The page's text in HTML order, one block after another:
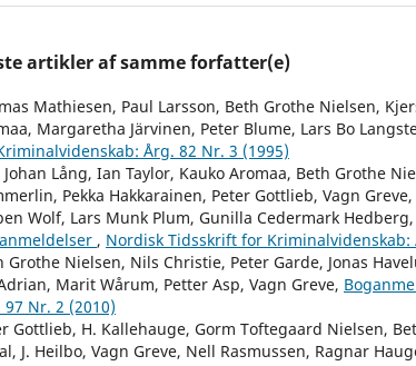
artikler af samme forfatter(e)
Mathiesen, Paul Larsson, Beth Grothe Nielsen,
Margaretha Järvinen, Peter Blume, Lars Bo
Årg. 82 Nr. 3 (1995)
Johan Lång, Ian Taylor, Kauko Aromaa, Beth Grothe
Pekka Hakkarainen, Peter Gottlieb, Vagn
Wolf, Lars Munk Plum, Gunilla Cedermark
, Nordisk Tidsskrift for Kriminalvidenskab:
Grothe Nielsen, Nils Christie, Peter Garde, Jonas
Marit Wårum, Petter Asp, Vagn Greve,
97 Nr. 2 (2010)
Gottlieb, H. Kallehauge, Gorm Toftegaard Nielsen,
J. Heilbo, Vagn Greve, Nell Rasmussen, Ragnar